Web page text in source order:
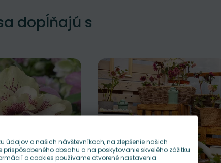
dopĺňajú s
údajov o našich návštevníkoch, na zlepšenie našich
obsahu a na poskytovanie skvelého zážitku
o cookies používame otvorené nastavenia.